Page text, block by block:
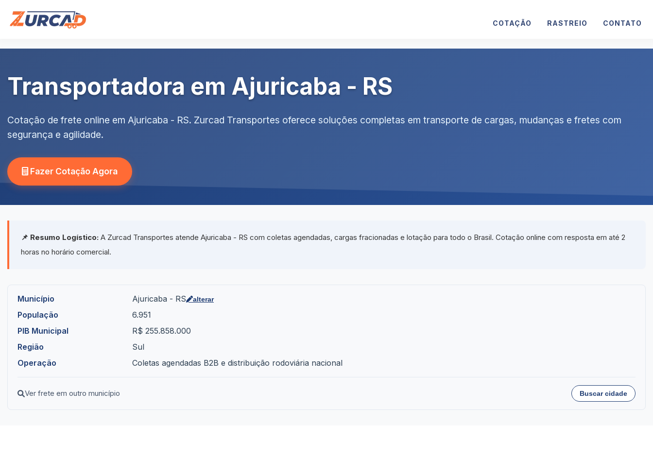
COTAÇÃO RASTREIO CONTATO
Transportadora em Ajuricaba - RS
Cotação de frete online em Ajuricaba - RS. Zurcad Transportes oferece soluções completas em transporte de cargas, mudanças e fretes com
segurança e agilidade.
Fazer Cotação Agora
📌 Resumo Logístico: A Zurcad Transportes atende Ajuricaba - RS com coletas agendadas, cargas fracionadas e lotação para todo o Brasil. Cotação online com resposta em até 2
horas no horário comercial.
Município Ajuricaba - RS alterar
População
6.951
PIB Municipal
R$ 255.858.000
Região
Sul
Operação
Coletas agendadas B2B e distribuição rodoviária nacional
Ver frete em outro município Buscar cidade